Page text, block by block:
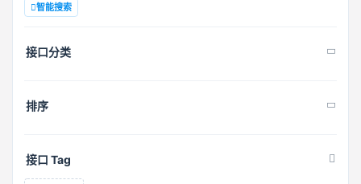
智能搜索
接口分类
排序
接口 Tag